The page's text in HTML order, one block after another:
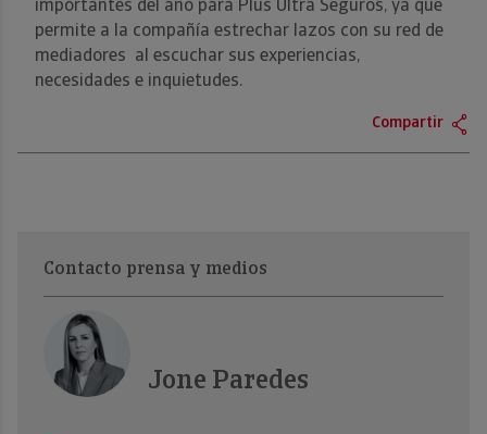
importantes del año para Plus Ultra Seguros, ya que
permite a la compañía estrechar lazos con su red de
mediadores al escuchar sus experiencias,
necesidades e inquietudes.
Compartir
Contacto prensa y medios
Jone Paredes